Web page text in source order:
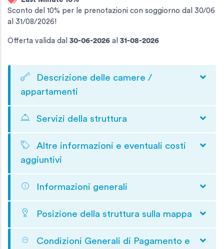
Sconto del 10% per le prenotazioni con soggiorno dal 30/06
al 31/08/2026!
Offerta valida dal 30-06-2026 al 31-08-2026
Descrizione delle camere /
appartamenti
Servizi della struttura
Altre informazioni e eventuali costi
aggiuntivi
Informazioni generali
Posizione della struttura sulla mappa
Condizioni Generali di Pagamento e